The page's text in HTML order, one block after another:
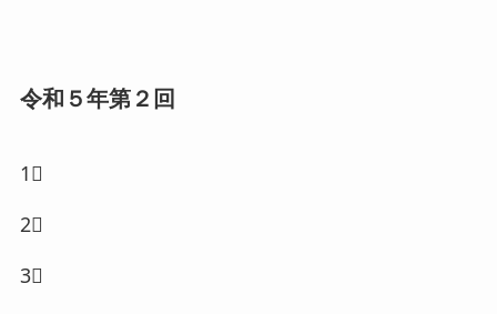
令和５年第２回
1⃣
2⃣
3⃣